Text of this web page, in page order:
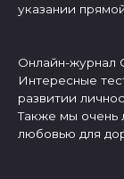
указании
Онлайн-журнал
Интересные
развитии
Также мы очень
любовью для